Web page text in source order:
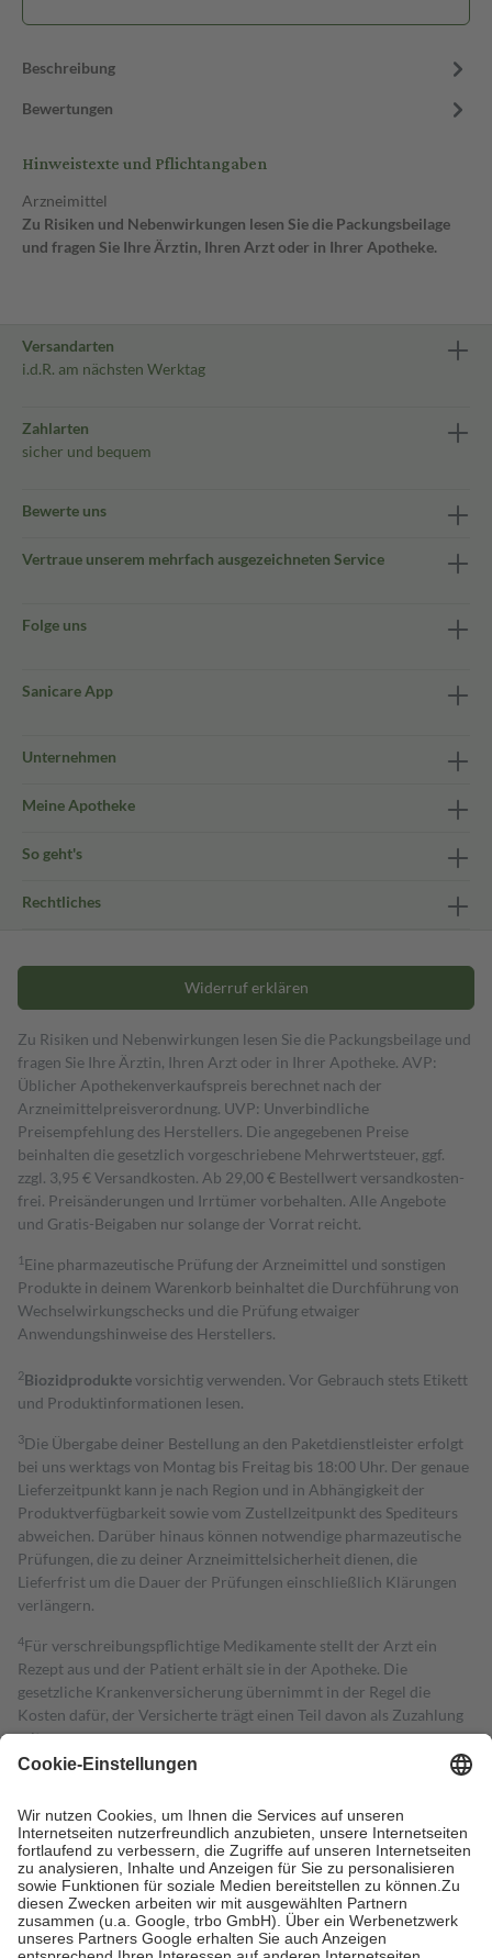
Beschreibung
Bewertungen
Hinweistexte und Pflichtangaben
Arzneimittel
Zu Risiken und Nebenwirkungen lesen Sie die Packungsbeilage
und fragen Sie Ihre Ärztin, Ihren Arzt oder in Ihrer Apotheke.
Versandarten
i.d.R. am nächsten Werktag
Zahlarten
sicher und bequem
Bewerte uns
Vertraue unserem mehrfach ausgezeichneten Service
Folge uns
Sanicare App
Unternehmen
Meine Apotheke
So geht's
Rechtliches
Widerruf erklären
Zu Risiken und Nebenwirkungen lesen Sie die Packungsbeilage und
fragen Sie Ihre Ärztin, Ihren Arzt oder in Ihrer Apotheke. AVP:
Üblicher Apothekenverkaufspreis berechnet nach der
Arzneimittelpreisverordnung. UVP: Unverbindliche
Preisempfehlung des Herstellers. Die angegebenen Preise
beinhalten die gesetzlich vorgeschriebene Mehrwertsteuer, ggf.
zzgl. 3,95 € Versandkosten. Ab 29,00 € Bestell­wert versand­kosten­
frei. Preisänderungen und Irrtümer vorbehalten. Alle Angebote
und Gratis-Beigaben nur solange der Vorrat reicht.
1 Eine pharmazeutische Prüfung der Arzneimittel und sonstigen
Produkte in deinem Warenkorb beinhaltet die Durchführung von
Wechselwirkungschecks und die Prüfung etwaiger
Anwendungshinweise des Herstellers.
2Biozidproduktevorsichtig verwenden. Vor Gebrauch stets Etikett
und Produktinformationen lesen.
3Die Übergabe deiner Bestellung an den Paketdienstleister erfolgt
bei uns werktags von Montag bis Freitag bis 18:00 Uhr. Der genaue
Lieferzeitpunkt kann je nach Region und in Abhängigkeit der
Produktverfügbarkeit sowie vom Zustellzeitpunkt des Spediteurs
abweichen. Darüber hinaus können notwendige pharmazeutische
Prüfungen, die zu deiner Arzneimittelsicherheit dienen, die
Lieferfrist um die Dauer der Prüfungen einschließlich Klärungen
verlängern.
4Für verschreibungspflichtige Medikamente stellt der Arzt ein
Rezept aus und der Patient erhält sie in der Apotheke. Die
gesetzliche Krankenversicherung übernimmt in der Regel die
Kosten dafür, der Versicherte trägt einen Teil davon als Zuzahlung
mit.
Grundsätzlich leisten Mitglieder Zuzahlungen in Höhe von zehn
höchstens zehn Euro.
Es sind jedoch nie mehr als die tatsächlichen
Kosten der Leistung zu entrichten.
Diese Regeln gelten grundsätzlich auch für Online-Apotheken.
Bei Heilmitteln und häuslicher Krankenpflege beträgt die
Zuzahlung zehn Prozent der Kosten sowie zehn Euro je
Verordnung.
Um das Engagement der Versicherten für ihre eigene Gesundheit zu